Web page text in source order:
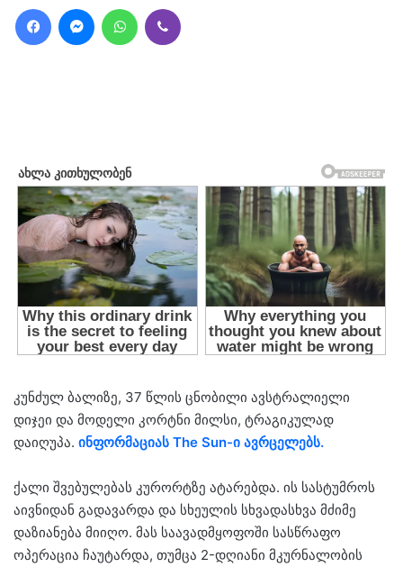
FacebookMessengerWhatsApp
კუნძულ ბალიზე, 37 წლის ცნობილი ავსტრალიელი
დიჯეი და მოდელი კორტნი მილსი, ტრაგიკულად
დაიღუპა. ინფორმაციას The Sun-ი ავრცელებს.
ქალი შვებულებას კურორტზე ატარებდა. ის სასტუმროს
აივნიდან გადავარდა და სხეულის სხვადასხვა მძიმე
დაზიანება მიიღო. მას საავადმყოფოში სასწრაფო
ოპერაცია ჩაუტარდა, თუმცა 2-დღიანი მკურნალობის